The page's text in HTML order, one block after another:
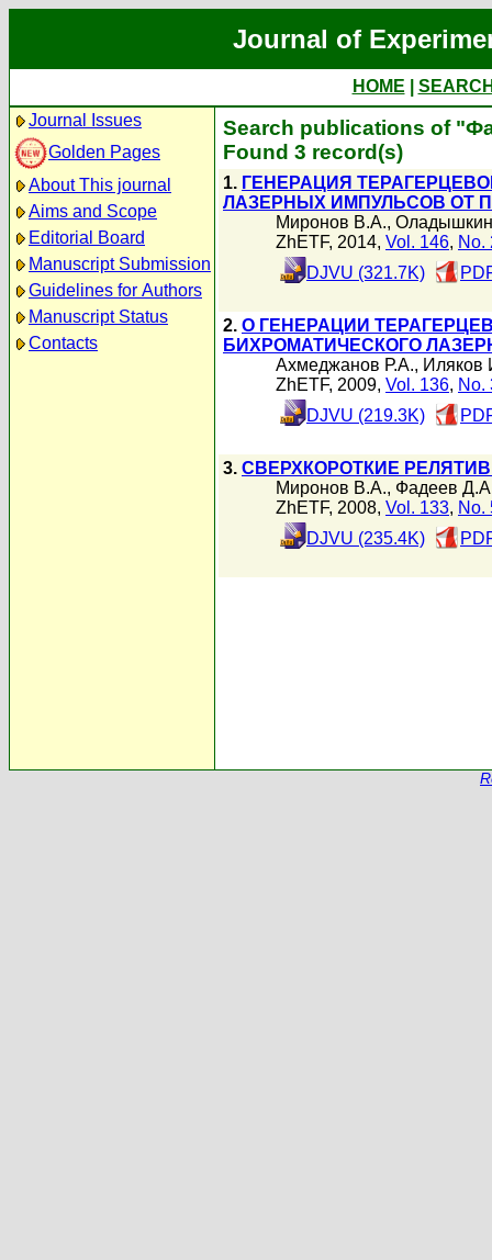
Journal of
HOME
Journal Issues
Golden Pages
About This journal
Aims and Scope
Editorial Board
Manuscript Submission
Guidelines for Authors
Manuscript Status
Contacts
Search publications of
Found 3 record(s)
1. ГЕНЕРАЦИЯ
ЛАЗЕРНЫХ ИМПУЛЬСОВ ОТ
Миронов В.А.,
ZhETF, 2014, Vol. 146, No.
DJVU (321.7K)
2. О ГЕНЕРАЦИИ
БИХРОМАТИЧЕСКОГО
Ахмеджанов Р.А., Иляков
ZhETF, 2009, Vol. 136, No.
DJVU (219.3K)
3. СВЕРХКОРОТКИЕ
Миронов В.А., Фадеев
ZhETF, 2008, Vol. 133, No.
DJVU (235.4K)